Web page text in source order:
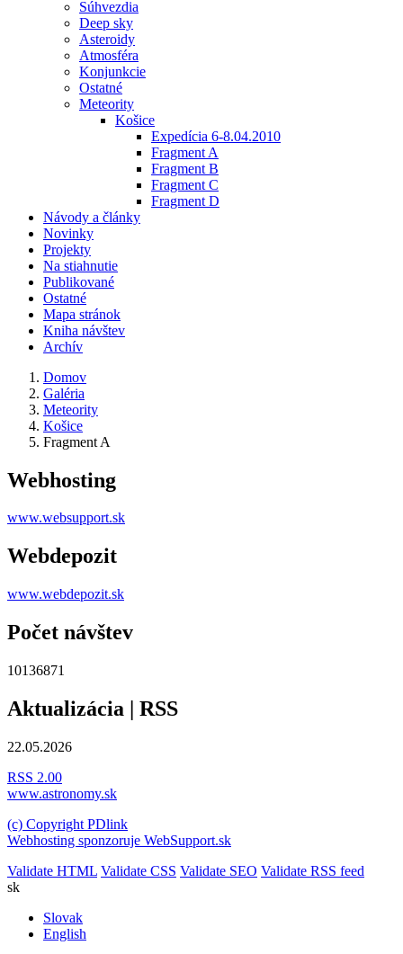
Súhvezdia
Deep sky
Asteroidy
Atmosféra
Konjunkcie
Ostatné
Meteority
Košice
Expedícia 6-8.04.2010
Fragment A
Fragment B
Fragment C
Fragment D
Návody a články
Novinky
Projekty
Na stiahnutie
Publikované
Ostatné
Mapa stránok
Kniha návštev
Archív
Domov
Galéria
Meteority
Košice
Fragment A
Webhosting
www.websupport.sk
Webdepozit
www.webdepozit.sk
Počet návštev
10136871
Aktualizácia | RSS
22.05.2026
RSS 2.00
www.astronomy.sk
(c) Copyright PDlink
Webhosting sponzoruje WebSupport.sk
Validate HTML Validate CSS Validate SEO Validate RSS feed
sk
Slovak
English